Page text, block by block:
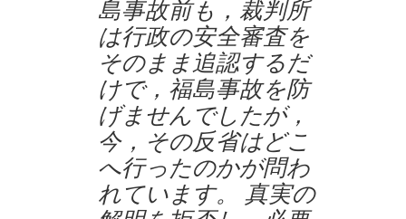
島事故前も，裁判所
は行政の安全審査を
そのまま追認するだ
けで，福島事故を防
げませんでしたが，
今，その反省はどこ
へ行ったのかが問わ
れています。 真実の